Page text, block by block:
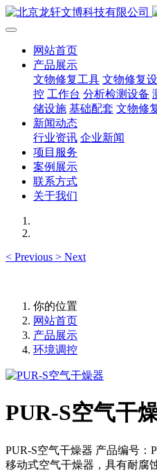
网站首页
产品展示
文物修复工具 文物修复
控 工作台 分析检测设备
储设施 基础配套 文物修
新闻动态
行业资讯 企业新闻
项目服务
案例展示
联系方式
关于我们
< Previous > Next
你的位置
网站首页
产品展示
环境调控
PUR-S空气干
PUR-S空气干燥器 产品编号
移动式空气干燥器，具有耐腐